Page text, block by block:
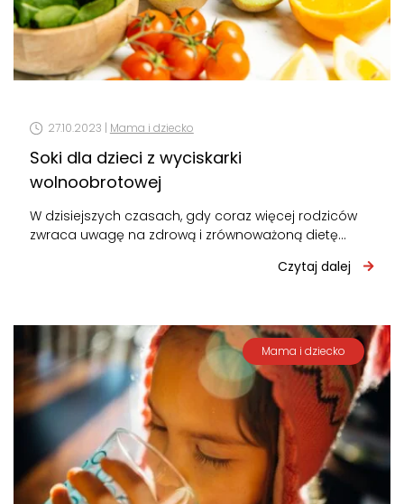
27.10.2023 | Mama i dziecko
Soki dla dzieci z wyciskarki
wolnoobrotowej
W dzisiejszych czasach, gdy coraz więcej rodziców
zwraca uwagę na zdrową i zrównoważoną dietę
Czytaj dalej
Mama i dziecko